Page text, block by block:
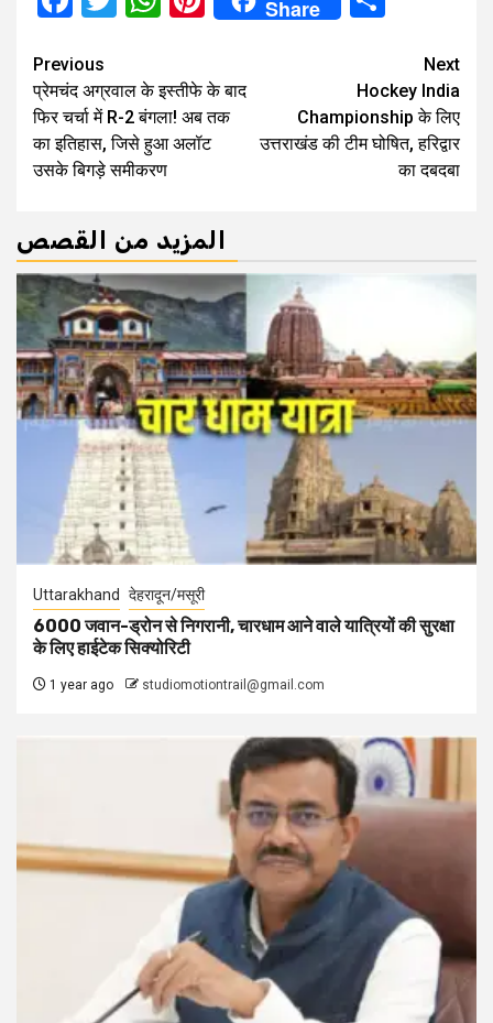
Share
Continue
Reading
Previous
प्रेमचंद अग्रवाल के इस्तीफे के बाद
फिर चर्चा में R-2 बंगला! अब तक
का इतिहास, जिसे हुआ अलॉट
उसके बिगड़े समीकरण
Next
Hockey India
Championship के लिए
उत्तराखंड की टीम घोषित, हरिद्वार
का दबदबा
المزيد من القصص
Uttarakhand देहरादून/मसूरी
6000 जवान-ड्रोन से निगरानी, चारधाम आने वाले यात्रियों की सुरक्षा
के लिए हाईटेक सिक्योरिटी
1 year ago studiomotiontrail@gmail.com